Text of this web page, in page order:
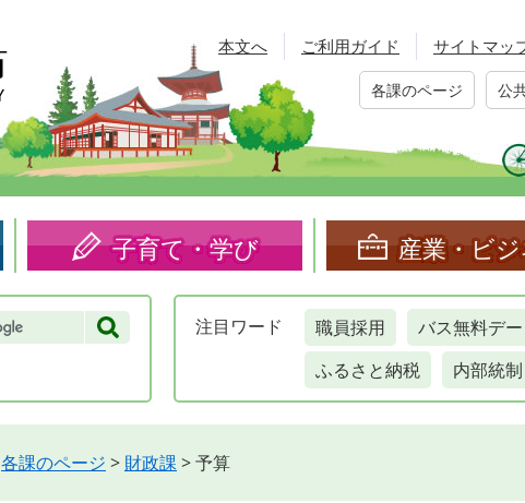
本文へ ご利用ガイド サイトマッ
各課のページ 公
子育て・学び 産業・ビ
注目 ワード 職員採用 バス無料デー
ふるさと納税
内部統制
各課のページ > 財政課 >予算